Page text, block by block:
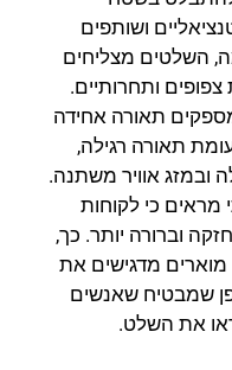
ושותפים
השלטים מצליחים
ותחרותיים.
תאורה אחידה
תאורה רגילה,
ובמזג אוויר משתנה.
מראים כי לקוחות
וברורה יותר. כך,
מדגישים את
שמבטיח שאנשים
את השלט.